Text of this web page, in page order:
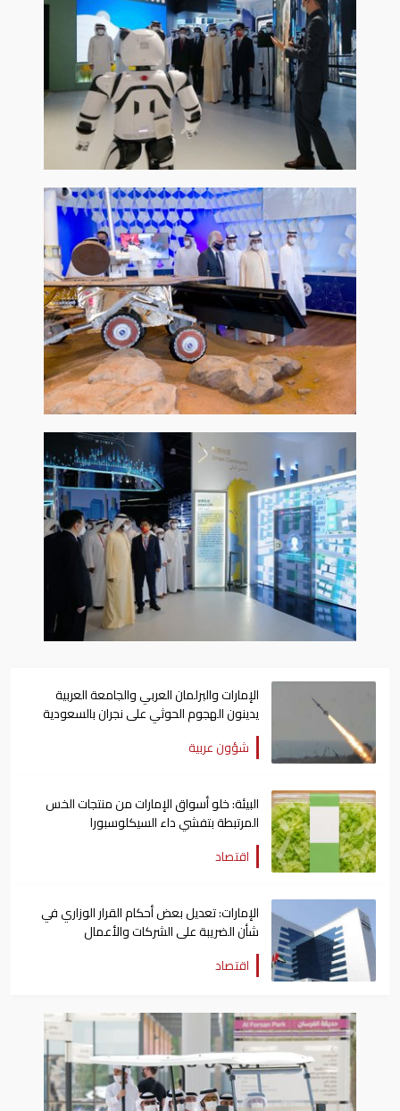
الإمارات والبرلمان العربي والجامعة العربية
يدينون الهجوم الحوثي على نجران بالسعودية
شؤون عربية
البيئة: خلو أسواق الإمارات من منتجات الخس
المرتبطة بتفشي داء السيكلوسبورا
اقتصاد
الإمارات: تعديل بعض أحكام القرار الوزاري في
شأن الضريبة على الشركات والأعمال
اقتصاد